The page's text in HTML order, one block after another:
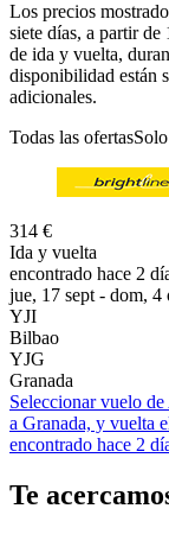
Los precios
siete días, a partir
de ida y vuelta,
disponibilidad están
adicionales.
Todas las ofertas
314 €
Ida y vuelta
encontrado hace 2
jue, 17 sept - dom, 4
YJI
Bilbao
YJG
Granada
Seleccionar vuelo
a Granada, y vuelta
encontrado hace 2
Te